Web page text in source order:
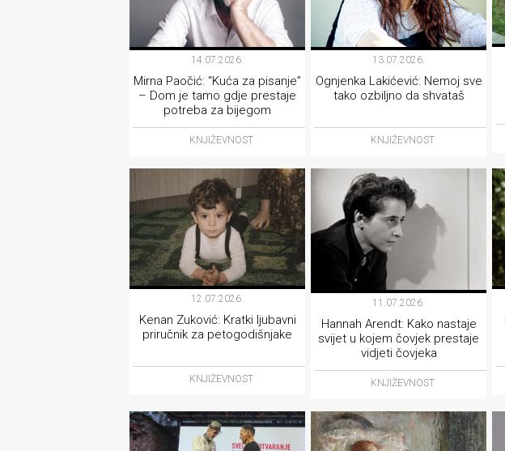
14.07.2026.
Mirna Paočić: “Kuća za pisanje”
– Dom je tamo gdje prestaje
potreba za bijegom
KNJIŽEVNOST
13.07.2026.
Ognjenka Lakićević: Nemoj sve
tako ozbiljno da shvataš
KNJIŽEVNOST
12.07.2026.
Kenan Zuković: Kratki ljubavni
priručnik za petogodišnjake
KNJIŽEVNOST
11.07.2026.
Hannah Arendt: Kako nastaje
svijet u kojem čovjek prestaje
vidjeti čovjeka
KNJIŽEVNOST